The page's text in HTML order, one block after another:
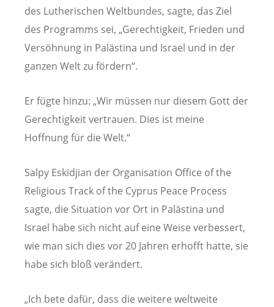
des Lutherischen Weltbundes, sagte, das Ziel
des Programms sei, „Gerechtigkeit, Frieden und
Versöhnung in Palästina und Israel und in der
ganzen Welt zu fördern“.
Er fügte hinzu: „Wir müssen nur diesem Gott der
Gerechtigkeit vertrauen. Dies ist meine
Hoffnung für die Welt.“
Salpy Eskidjian der Organisation Office of the
Religious Track of the Cyprus Peace Process
sagte, die Situation vor Ort in Palästina und
Israel habe sich nicht auf eine Weise verbessert,
wie man sich dies vor 20 Jahren erhofft hatte, sie
habe sich bloß verändert.
„Ich bete dafür, dass die weitere weltweite